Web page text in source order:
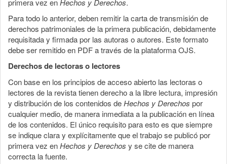
primera vez enHechos y Derechos.
Para todo lo anterior, deben remitir la carta de transmisión de
derechos patrimoniales de la primera publicación, debidamente
requisitada y firmada por las autoras o autores. Este formato
debe ser remitido en PDF a través de la plataforma OJS.
Derechos de lectoras o lectores
Con base en los principios de acceso abierto las lectoras o
lectores de la revista tienen derecho a la libre lectura, impresión
y distribución de los contenidos deHechos y Derechos por
cualquier medio, de manera inmediata a la publicación en línea
de los contenidos. El único requisito para esto es que siempre
se indique clara y explícitamente que el trabajo se publicó por
primera vez enHechos y Derechos y se cite de manera
correcta la fuente.